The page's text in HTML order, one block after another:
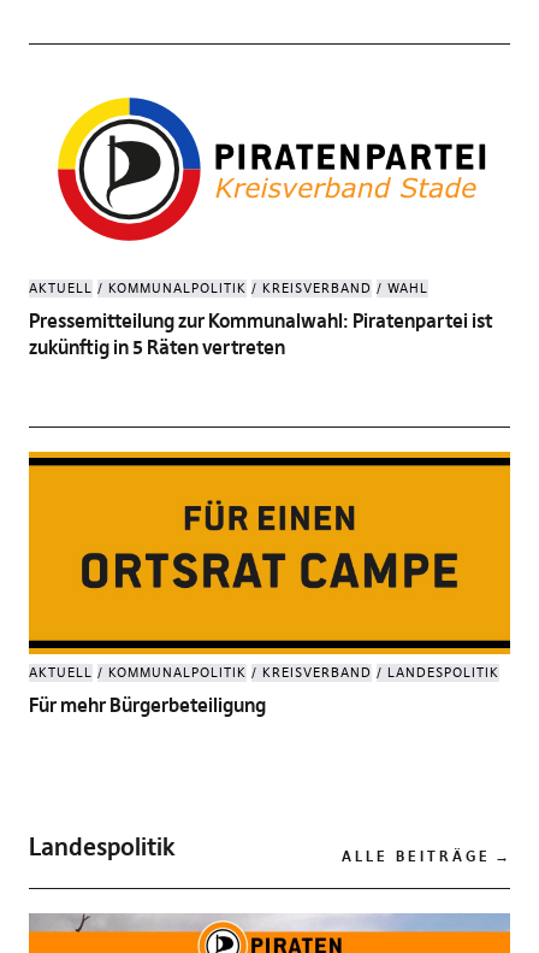
AKTUELL KOMMUNALPOLITIK KREISVERBAND WAHL
Pressemitteilung zur Kommunalwahl: Piratenpartei ist
zukünftig in 5 Räten vertreten
AKTUELL KOMMUNALPOLITIK KREISVERBAND LANDESPOLITIK
Für mehr Bürgerbeteiligung
Landespolitik ALLE BEITRÄGE